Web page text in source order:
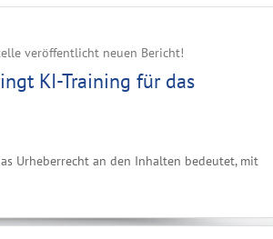
veröffentlicht neuen Bericht!
KI-Training für das
Urheberrecht an den Inhalten bedeutet, mit